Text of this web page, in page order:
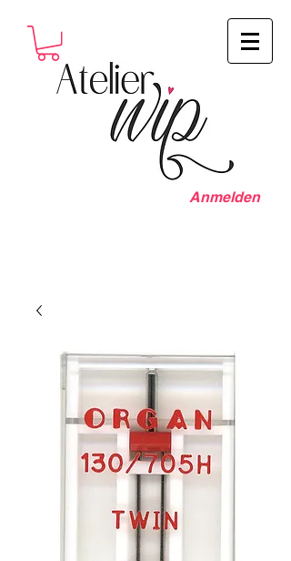
Anmelden